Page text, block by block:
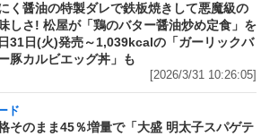
く醤油の特製ダレで鉄板焼きして悪魔級の
しさ! 松屋が「鶏のバター醤油炒め定食」を
31日(火)発売～1,039kcalの「ガーリックバ
豚カルビエッグ丼」も
[2026/3/31 10:26:05]
ド
そのまま45％増量で「大盛 明太子スパゲテ